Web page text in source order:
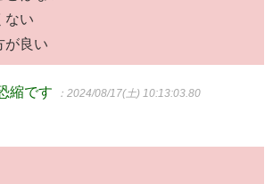
ない
が良い
縮です ：2024/08/17(土) 10:13:03.80